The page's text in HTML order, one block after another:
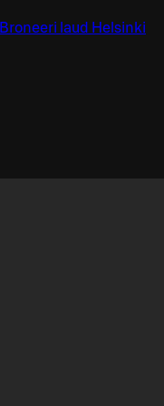
Broneeri laud Helsinki